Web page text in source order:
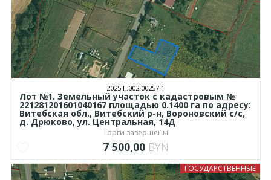
2025.Г.002.00257.1
Лот №1. Земельный участок с кадастровым №
221281201601040167 площадью 0.1400 га по адресу:
Витебская обл., Витебский р-н, Вороновский с/с,
д. Дрюково, ул. Центральная, 14Д
Торги завершены
7 500,00 BYN
ГОСУДАРСТВЕННЫЕ